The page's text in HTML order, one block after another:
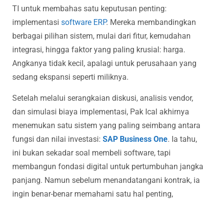
TI untuk membahas satu keputusan penting:
implementasi software ERP. Mereka membandingkan
berbagai pilihan sistem, mulai dari fitur, kemudahan
integrasi, hingga faktor yang paling krusial: harga.
Angkanya tidak kecil, apalagi untuk perusahaan yang
sedang ekspansi seperti miliknya.
Setelah melalui serangkaian diskusi, analisis vendor,
dan simulasi biaya implementasi, Pak Ical akhirnya
menemukan satu sistem yang paling seimbang antara
fungsi dan nilai investasi: SAP Business One. Ia tahu,
ini bukan sekadar soal membeli software, tapi
membangun fondasi digital untuk pertumbuhan jangka
panjang. Namun sebelum menandatangani kontrak, ia
ingin benar-benar memahami satu hal penting,